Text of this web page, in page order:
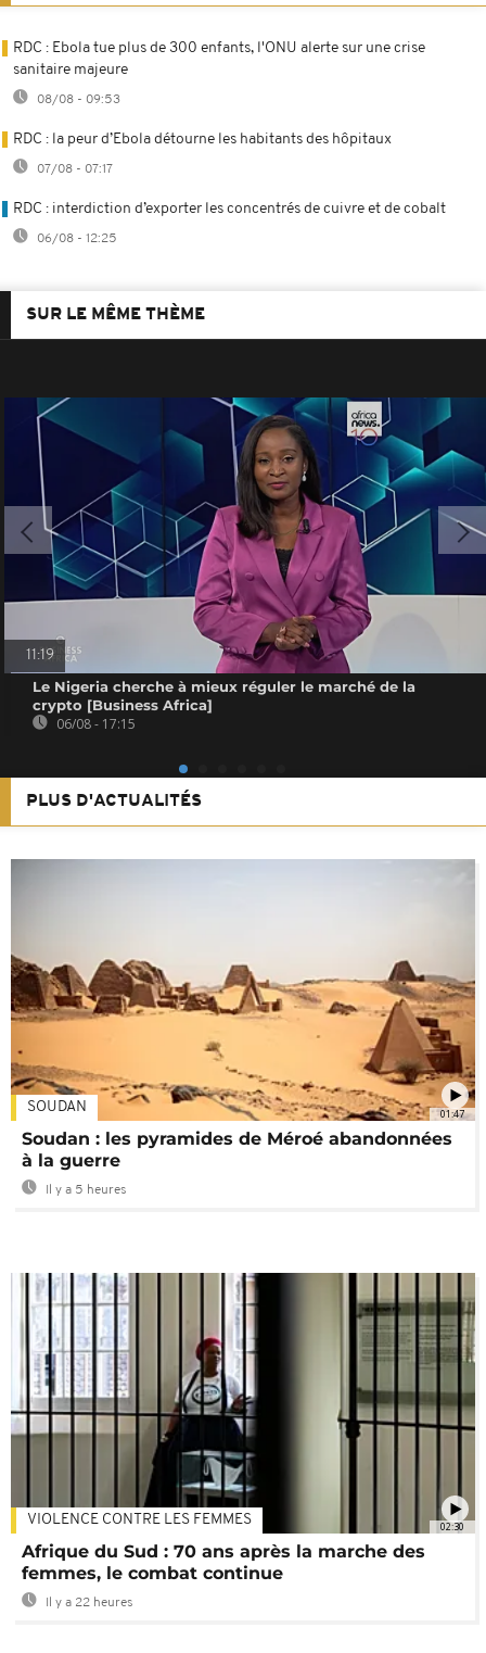
RDC : Ebola tue plus de 300 enfants, l'ONU alerte sur une crise
sanitaire majeure
08/08 - 09:53
RDC : la peur d’Ebola détourne les habitants des hôpitaux
07/08 - 07:17
RDC : interdiction d’exporter les concentrés de cuivre et de cobalt
06/08 - 12:25
SUR LE MÊME THÈME
11:19
Le Nigeria cherche à mieux réguler le marché de la
crypto [Business Africa]
06/08 - 17:15
PLUS D'ACTUALITÉS
01:47
SOUDAN
Soudan : les pyramides de Méroé abandonnées
à la guerre
Il y a 5 heures
02:30
VIOLENCE CONTRE LES FEMMES
Afrique du Sud : 70 ans après la marche des
femmes, le combat continue
Il y a 22 heures